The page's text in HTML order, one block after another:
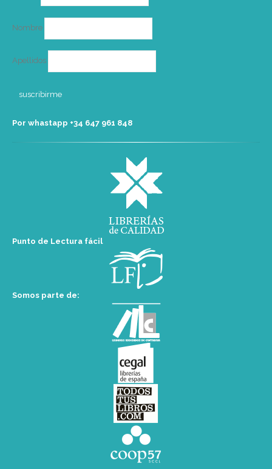
Nombre
Apellidos
Por whastapp +34 ‭647 961 848‬
Punto de Lectura fácil
Somos parte de: